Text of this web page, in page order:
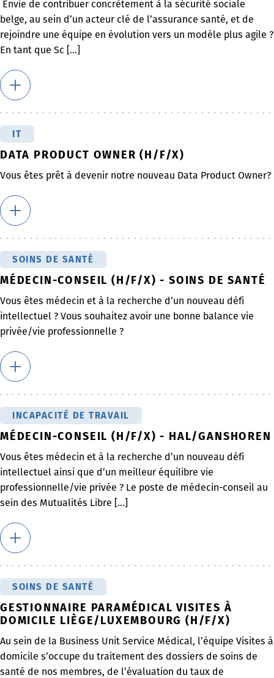
Envie de contribuer concrètement à la sécurité sociale
belge, au sein d’un acteur clé de l’assurance santé, et de
rejoindre une équipe en évolution vers un modèle plus agile ?
En tant que Sc [...]
IT
DATA PRODUCT OWNER (H/F/X)
Vous êtes prêt à devenir notre nouveau Data Product Owner?
SOINS DE SANTÉ
MÉDECIN-CONSEIL (H/F/X) - SOINS DE SANTÉ
Vous êtes médecin et à la recherche d’un nouveau défi
intellectuel ? Vous souhaitez avoir une bonne balance vie
privée/vie professionnelle ?
INCAPACITÉ DE TRAVAIL
MÉDECIN-CONSEIL (H/F/X) - HAL/GANSHOREN
Vous êtes médecin et à la recherche d’un nouveau défi
intellectuel ainsi que d’un meilleur équilibre vie
professionnelle/vie privée ? Le poste de médecin-conseil au
sein des Mutualités Libre [...]
SOINS DE SANTÉ
GESTIONNAIRE PARAMÉDICAL VISITES À
DOMICILE LIÈGE/LUXEMBOURG (H/F/X)
Au sein de la Business Unit Service Médical, l’équipe Visites à
domicile s’occupe du traitement des dossiers de soins de
santé de nos membres, de l’évaluation du taux de